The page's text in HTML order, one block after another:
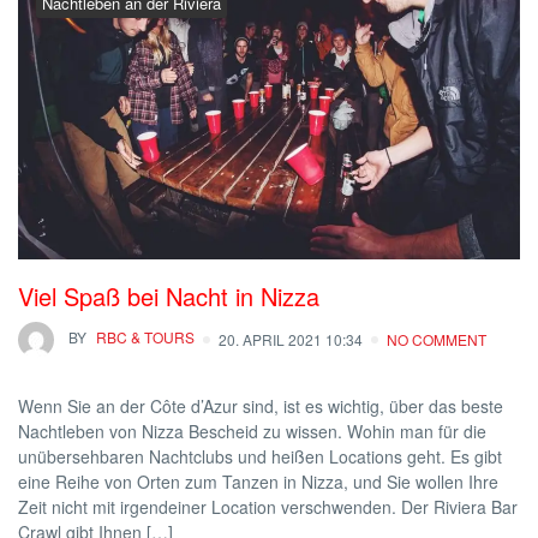
Viel Spaß bei Nacht in Nizza
BY RBC & TOURS 20. APRIL 2021 10:34 NO COMMENT
Wenn Sie an der Côte d’Azur sind, ist es wichtig, über das beste
Nachtleben von Nizza Bescheid zu wissen. Wohin man für die
unübersehbaren Nachtclubs und heißen Locations geht. Es gibt
eine Reihe von Orten zum Tanzen in Nizza, und Sie wollen Ihre
Zeit nicht mit irgendeiner Location verschwenden. Der Riviera Bar
Crawl gibt Ihnen […]